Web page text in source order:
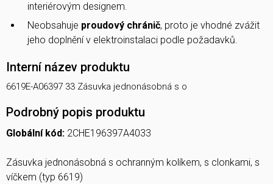
interiérovým designem.
Neobsahuje proudový chránič, proto je vhodné zvážit
jeho doplnění v elektroinstalaci podle požadavků.
Interní název produktu
6619E-A06397 33 Zásuvka jednonásobná s o
Podrobný popis produktu
Globální kód: 2CHE196397A4033
Zásuvka jednonásobná s ochranným kolíkem, s clonkami, s
víčkem (typ 6619)